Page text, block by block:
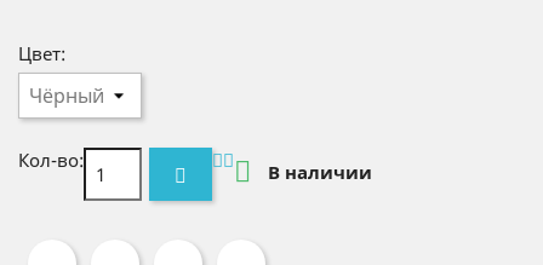
Цвет:
Кол-во:  В наличии